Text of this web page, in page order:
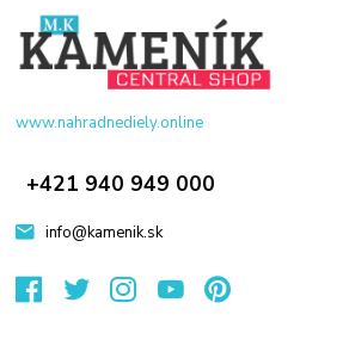
www.nahradnediely.online
+421 940 949 000
info@kamenik.sk